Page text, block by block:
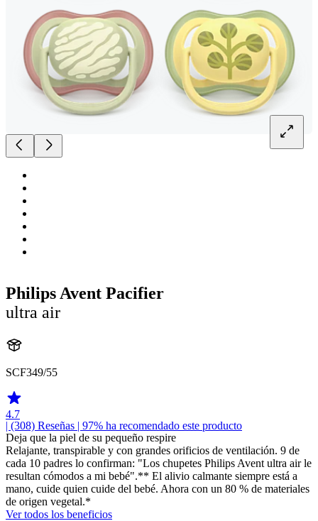
Philips Avent Pacifier
ultra air
SCF349/55
4.7
| (308) Reseñas | 97% ha recomendado este producto
Deja que la piel de su pequeño respire
Relajante, transpirable y con grandes orificios de ventilación. 9 de
cada 10 padres lo confirman: "Los chupetes Philips Avent ultra air le
resultan cómodos a mi bebé".** El alivio calmante siempre está a
mano, cuide quien cuide del bebé. Ahora con un 80 % de materiales
de origen vegetal.*
Ver todos los beneficios